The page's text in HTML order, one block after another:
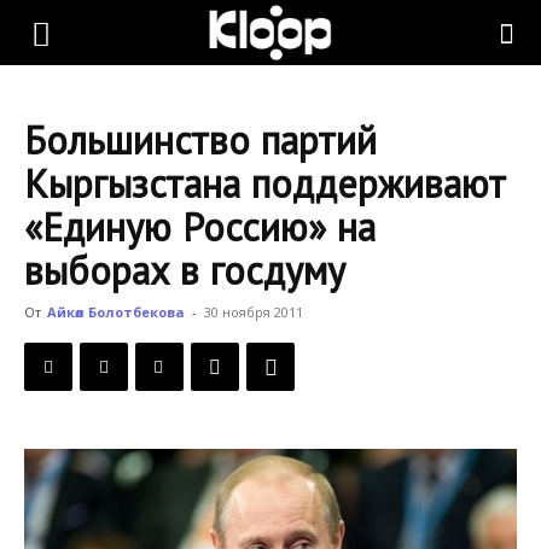
KLOOP.KG
Новости
Кыргызстана
Большинство партий
Кыргызстана поддерживают
«Единую Россию» на
выборах в госдуму
От Айкөл Болотбекова - 30 ноября 2011